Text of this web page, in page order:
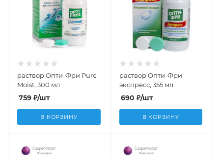
раствор Опти-Фри Pure
Moist, 300 мл
759 ₽/шт
В КОРЗИНУ
раствор Опти-Фри
экспресс, 355 мл
690 ₽/шт
В КОРЗИНУ